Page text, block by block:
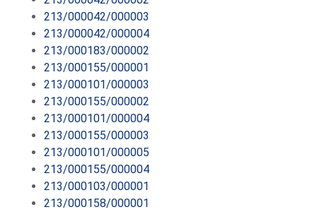
213/000042/000003
213/000042/000004
213/000183/000002
213/000155/000001
213/000101/000003
213/000155/000002
213/000101/000004
213/000155/000003
213/000101/000005
213/000155/000004
213/000103/000001
213/000158/000001